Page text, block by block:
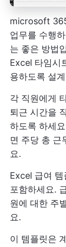
microsoft
업무를 수행
는 좋은 방법
Excel 타임시
용하도록 설
각 직원에게
퇴근 시간을
하도록 하세
면 주당 총 근
요.
Excel 급여
포함하세요.
원에 대한 주
요.
이 템플릿은